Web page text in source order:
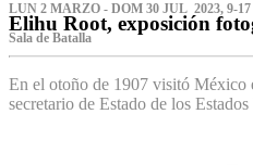
LUN 2 MARZO - DOM 30 JUL 2023, 9-17
Elihu Root, exposición
Sala de Batalla
En el otoño de 1907 visitó
secretario de Estado de los